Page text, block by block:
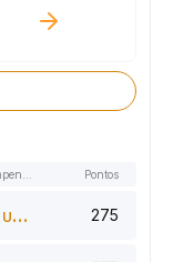
Pontos
USDT 275